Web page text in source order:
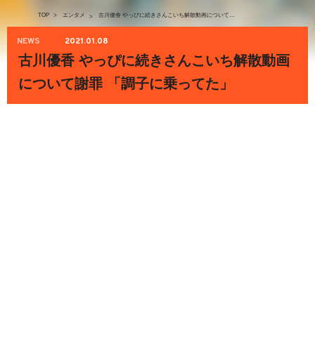
TOP > エンタメ > 古川優香 やっぴに続きさんこいち解散動画について謝罪 「調子に乗ってた」
NEWS 2021.01.08
古川優香 やっぴに続きさんこいち解散動画
について謝罪 「調子に乗ってた」